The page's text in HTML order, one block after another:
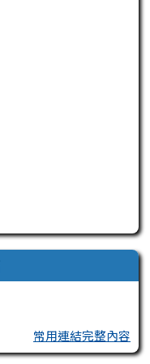
常用連結完整內容